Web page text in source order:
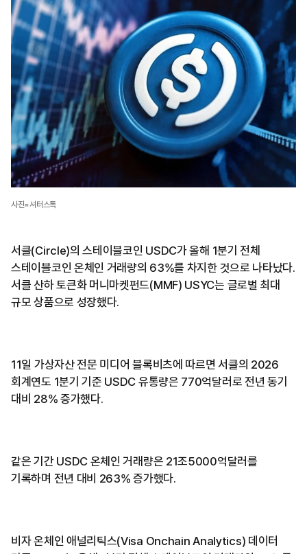
사진=셔터스톡
서클(Circle)의 스테이블코인 USDC가 올해 1분기 전체
스테이블코인 온체인 거래량의 63%를 차지한 것으로 나타났다.
서클 산하 토큰화 머니마켓펀드(MMF) USYC는 글로벌 최대
규모 상품으로 성장했다.
11일 가상자산 전문 미디어 블록비츠에 따르면 서클의 2026
회계연도 1분기 기준 USDC 유통량은 770억달러로 전년 동기
대비 28% 증가했다.
같은 기간 USDC 온체인 거래량은 21조5000억달러를
기록하며 전년 대비 263% 증가했다.
비자 온체인 애널리틱스(Visa Onchain Analytics) 데이터